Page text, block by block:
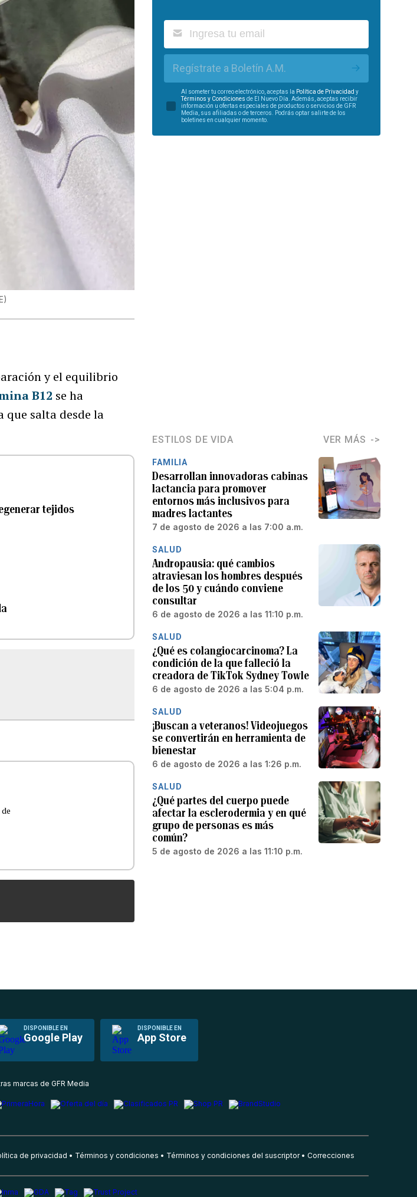
)
y el equilibrio
B12 se ha
que salta desde la
tejidos
Regístrate a Boletín A.M.
Al someter tu correo electrónico, aceptas la Política de Privacidad y
Términos y Condiciones de El Nuevo Día. Además, aceptas recibir
información u ofertas especiales de productos o servicios de GFR
Media, sus afiliadas o de terceros. Podrás optar salirte de los
boletines en cualquier momento.
ESTILOS DE VIDA VER MÁS
FAMILIA
Desarrollan innovadoras cabinas
lactancia para promover
entornos más inclusivos para
madres lactantes
7 de agosto de 2026 a las 7:00 a.m.
SALUD
Andropausia: qué cambios
atraviesan los hombres después
de los 50 y cuándo conviene
consultar
6 de agosto de 2026 a las 11:10 p.m.
SALUD
¿Qué es colangiocarcinoma? La
condición de la que falleció la
creadora de TikTok Sydney Towle
6 de agosto de 2026 a las 5:04 p.m.
SALUD
¡Buscan a veteranos! Videojuegos
se convertirán en herramienta de
bienestar
6 de agosto de 2026 a las 1:26 p.m.
SALUD
¿Qué partes del cuerpo puede
afectar la esclerodermia y en qué
grupo de personas es más
común?
5 de agosto de 2026 a las 11:10 p.m.
DISPONIBLE EN
Google Play
DISPONIBLE EN
App Store
marcas de GFR Media
de privacidad Términos y condiciones Términos y condiciones del suscriptor Correcciones